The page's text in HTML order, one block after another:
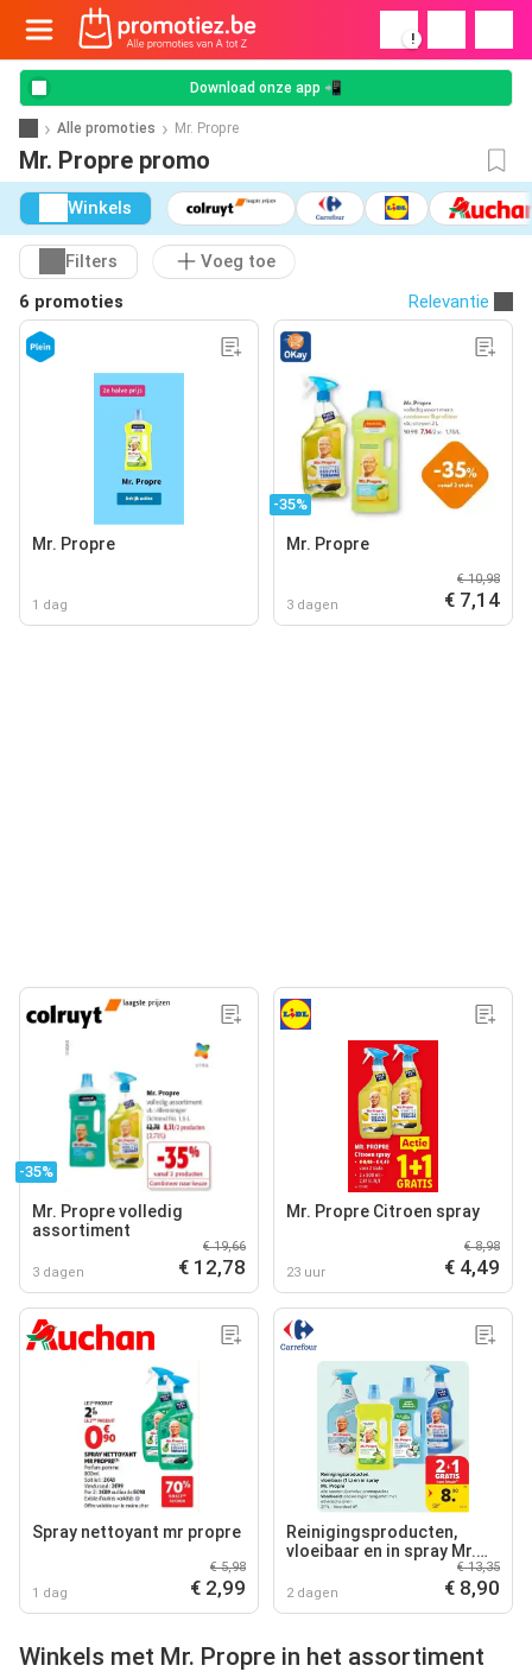
!
Download onze app 📲
Alle promoties Mr. Propre
Mr. Propre promo
Winkels
Filters
Voeg toe
6 promoties
Relevantie
Mr. Propre
1 dag
-35%
Mr. Propre
3 dagen
€ 10,98
€ 7,14
-35%
Mr. Propre volledig
assortiment
3 dagen
€ 19,66
€ 12,78
Mr. Propre Citroen spray
23 uur
€ 8,98
€ 4,49
Spray nettoyant mr propre
1 dag
€ 5,98
€ 2,99
Reinigingsproducten,
vloeibaar en in spray Mr.
2 dagen
€ 13,35
€ 8,90
Winkels met Mr. Propre in het assortiment